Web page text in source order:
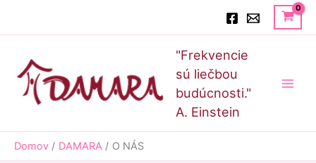
"Frekvencie
sú liečbou
budúcnosti."
A. Einstein
Domov DAMARA O NÁS